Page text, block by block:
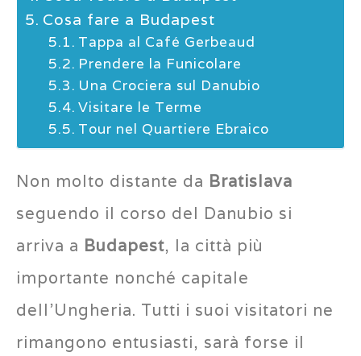
Cosa fare a Budapest
Tappa al Café Gerbeaud
Prendere la Funicolare
Una Crociera sul Danubio
Visitare le Terme
Tour nel Quartiere Ebraico
Non molto distante da Bratislava
seguendo il corso del Danubio si
arriva a Budapest, la città più
importante nonché capitale
dell’Ungheria. Tutti i suoi visitatori ne
rimangono entusiasti, sarà forse il